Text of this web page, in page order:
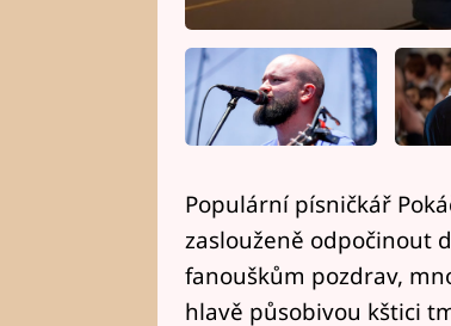
Populární písničkář
zaslouženě odpočinout
fanouškům pozdrav,
hlavě působivou kštici